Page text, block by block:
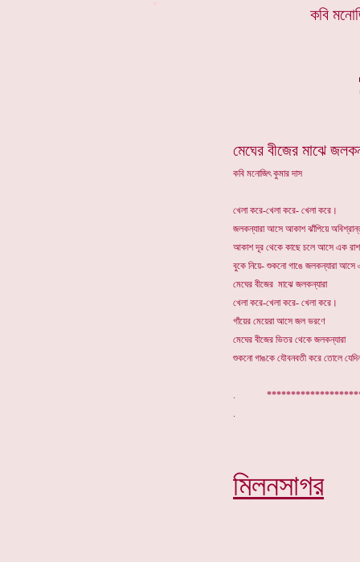
কবি
মেঘের বীজের মাঝে
কবি মনোজিৎ কুমার দাস
খেলা করে-খেলা করে- খেলা করে।
জলকন্যারা আসে আকাশ ঝাঁপিয়ে
আকাশ দূর থেকে কাছে চলে আসে এক
বুকে নিয়ে- শুকনো গাঙে জলকন্যারা আসে
মেঘের বীজের মাঝে জলকন্যারা
খেলা করে-খেলা করে- খেলা করে।
গাঁয়ের মেয়েরা আসে জল ভরণে
মেঘের বীজের ভিতর থেকে জলকন্যারা
শুকনো গাঙকে যৌবনবতী করে তোলে
.
মিলনসাগর